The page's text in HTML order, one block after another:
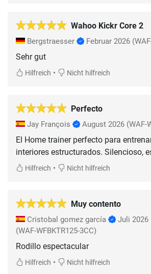
Wahoo Kickr Core 2
Bergstraesser Februar 2026
Sehr gut
Hilfreich • Nicht hilfreich
Perfecto
Jay François August 2026 (WAF-
El Home trainer perfecto para
interiores estructurados. Silencioso,
Hilfreich • Nicht hilfreich
Muy contento
Cristobal gomez garcía
Juli 2026
(WAF-WFBKTR125-3CC)
Rodillo espectacular
Hilfreich • Nicht hilfreich